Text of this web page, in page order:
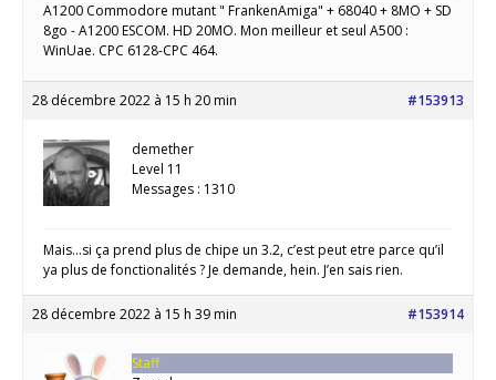
A1200 Commodore mutant " FrankenAmiga" + 68040 + 8MO + SD
8go - A1200 ESCOM. HD 20MO. Mon meilleur et seul A500 :
WinUae. CPC 6128-CPC 464.
28 décembre 2022 à 15 h 20 min #153913
demether
Level 11
Messages : 1310
Mais…si ça prend plus de chipe un 3.2, c’est peut etre parce qu’il
ya plus de fonctionalités ? Je demande, hein. J’en sais rien.
28 décembre 2022 à 15 h 39 min #153914
Staff